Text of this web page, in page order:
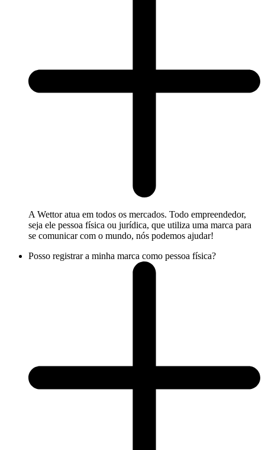
A Wettor atua em todos os mercados. Todo empreendedor,
seja ele pessoa física ou jurídica, que utiliza uma marca para
se comunicar com o mundo, nós podemos ajudar!
Posso registrar a minha marca como pessoa física?